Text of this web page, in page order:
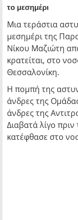
το μεσημέρι
Μια τεράστια
μεσημέρι της
Νίκου Μαζιώτη
κρατείται, στο
Θεσσαλονίκη.
Η πομπή της
άνδρες της
άνδρες της
Διαβατά λίγο πριν
κατέφθασε στο